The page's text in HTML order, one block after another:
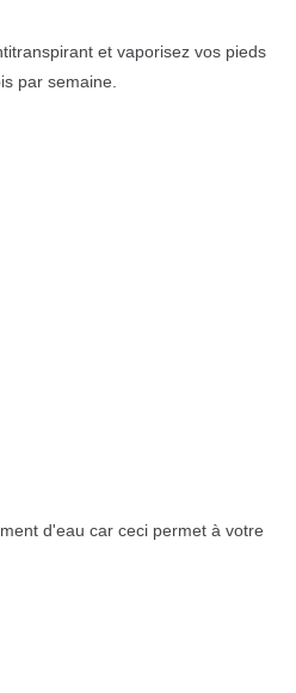
et vaporisez vos pieds
par semaine.
d'eau car ceci permet à votre